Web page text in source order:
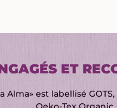
ET
Alma» est labellisé